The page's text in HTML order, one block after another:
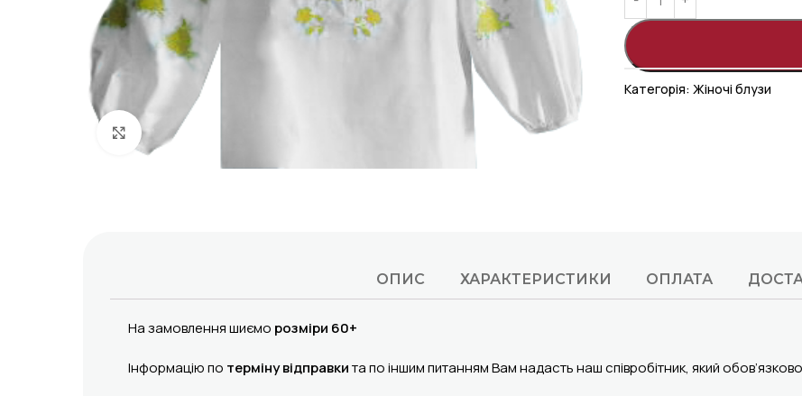
Click to enlarge
Категорія: Жіночі блузи
ОПИС ХАРАКТЕРИСТИКИ ОПЛАТА
На замовлення шиємо розміри 60+
Інформацію по терміну відправкита по іншим питанням Вам надасть наш співробітник, який